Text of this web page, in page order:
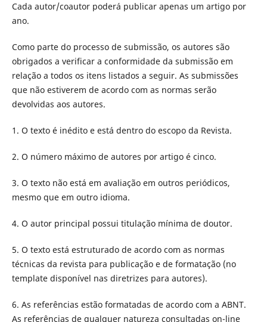
Cada autor/coautor poderá publicar apenas um artigo por
ano.
Como parte do processo de submissão, os autores são
obrigados a verificar a conformidade da submissão em
relação a todos os itens listados a seguir. As submissões
que não estiverem de acordo com as normas serão
devolvidas aos autores.
1. O texto é inédito e está dentro do escopo da Revista.
2. O número máximo de autores por artigo é cinco.
3. O texto não está em avaliação em outros periódicos,
mesmo que em outro idioma.
4. O autor principal possui titulação mínima de doutor.
5. O texto está estruturado de acordo com as normas
técnicas da revista para publicação e de formatação (no
template disponível nas diretrizes para autores).
6. As referências estão formatadas de acordo com a ABNT.
As referências de qualquer natureza consultadas on-line